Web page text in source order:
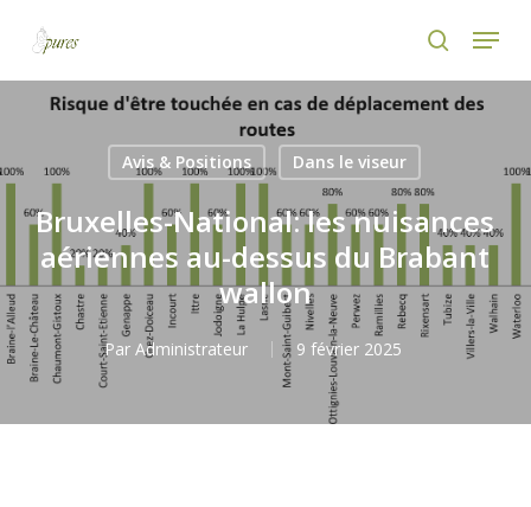
main
content
search
Menu
Avis & Positions Dans le viseur
Bruxelles-National: les nuisances
aériennes au-dessus du Brabant
wallon
Par Administrateur 9 février 2025